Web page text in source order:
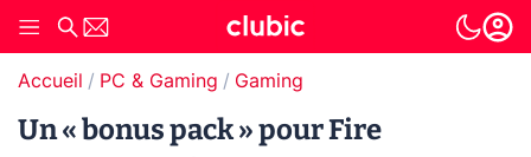
Accueil PC & Gaming Gaming
Un « bonus pack » pour Fire